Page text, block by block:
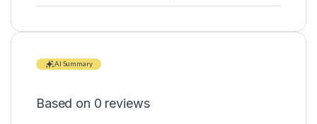
AI Summary
Based on 0 reviews